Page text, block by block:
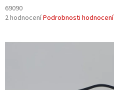
69090
Průměrné
je
2 hodnoceníPodrobnosti hodnocení